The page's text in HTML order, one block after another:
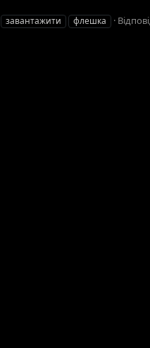
завантажити флешка